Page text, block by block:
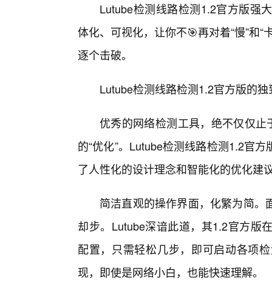
Lutube检测线路检测1.2官方版强
体化、可视化，让你不🎯再对着“慢”和
逐个击破。
Lutube检测线路检测1.2官方版的
优秀的网络检测工具，绝不仅仅止
的“优化”。Lutube检测线路检测1.2官
了人性化的设计理念和智能化的优化建
简洁直观的操作界面，化繁为简
却步。Lutube深谙此道，其1.2官方版
配置，只需轻松几步，即可启动各项
现，即使是网络小白，也能快速理解。